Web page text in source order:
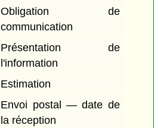
Obligation de
communication
Présentation de
l'information
Estimation
Envoi postal — date de
la réception